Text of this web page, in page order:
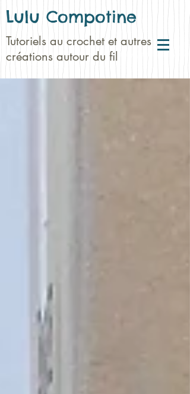
Lulu Compotine
Tutoriels au crochet et autres
créations autour du fil